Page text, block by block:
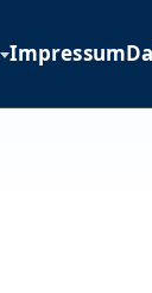
Impressum